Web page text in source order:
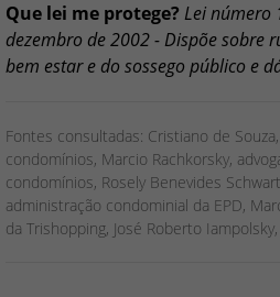
Que lei me protege? Lei número
dezembro de 2002 - Dispõe sobre
bem estar e do sossego público e
Fontes consultadas: Cristiano de
condomínios, Marcio Rachkorsky,
condomínios, Rosely Benevides
administração condominial da EPD,
da Trishopping, José Roberto